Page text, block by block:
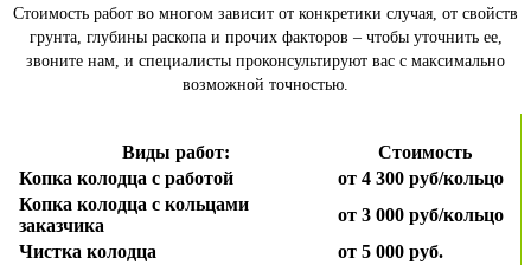
Стоимость работ во многом зависит от конкретики случая, от свойств
грунта, глубины раскопа и прочих факторов – чтобы уточнить ее,
звоните нам, и специалисты проконсультируют вас с максимально
возможной точностью.
Виды работ:
Стоимость
Копка колодца с работой
от 4 300 руб/кольцо
Копка колодца с кольцами
заказчика
от 3 000 руб/кольцо
Чистка колодца
от 5 000 руб.